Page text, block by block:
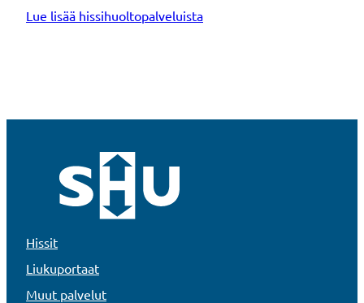
Lue lisää hissihuoltopalveluista
Hissit
Liukuportaat
Muut palvelut